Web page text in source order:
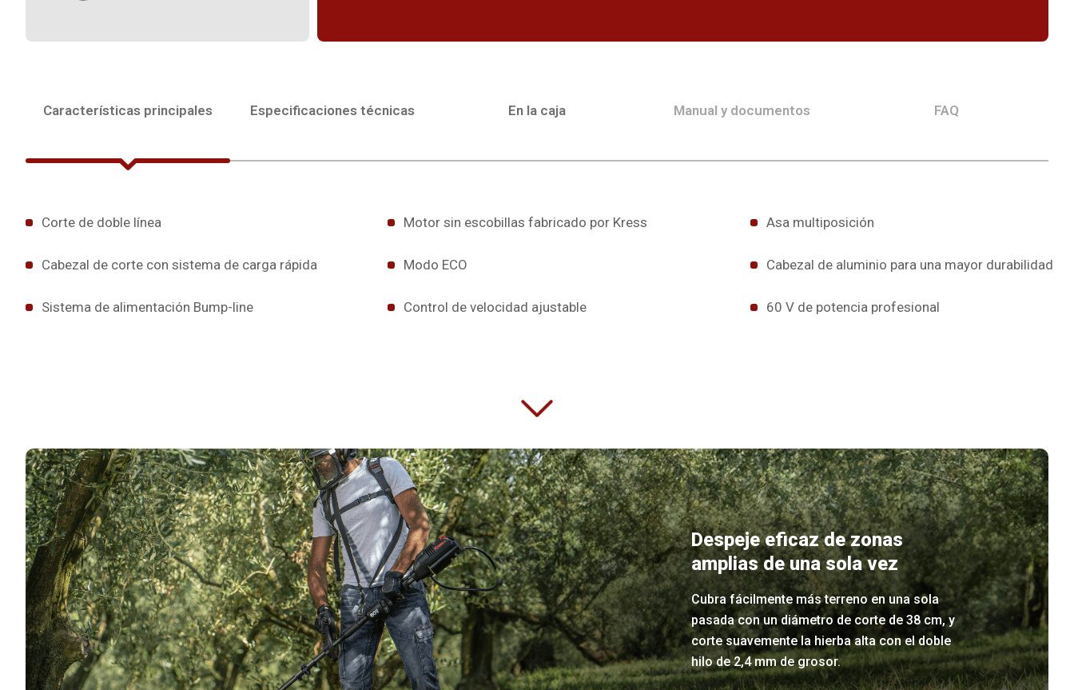
Características principales Especificaciones técnicas En la caja Manual y documentos FAQ
Corte de doble línea
Cabezal de corte con sistema de carga rápida
Sistema de alimentación Bump-line
Motor sin escobillas fabricado por Kress
Modo ECO
Control de velocidad ajustable
Asa multiposición
Cabezal de aluminio para una mayor durabilidad
60 V de potencia profesional
Despeje eficaz de zonas
amplias de una sola vez
Cubra fácilmente más terreno en una sola
pasada con un diámetro de corte de 38 cm, y
corte suavemente la hierba alta con el doble
hilo de 2,4 mm de grosor.